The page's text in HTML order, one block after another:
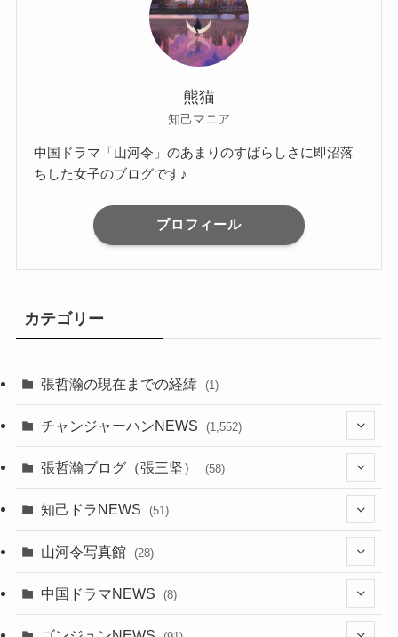
熊猫
知己マニア
中国ドラマ「山河令」のあまりのすばらしさに即沼落
ちした女子のブログです♪
プロフィール
カテゴリー
張哲瀚の現在までの経緯 (1)
チャンジャーハンNEWS (1,552)
(9)
(29)
張哲瀚ブログ（張三坚） (58)
知己ドラNEWS (51)
(42)
(5)
山河令写真館 (28)
(17)
中国ドラマNEWS (8)
(1)